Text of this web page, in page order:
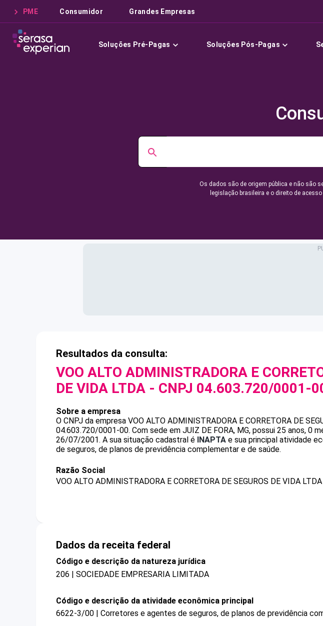
PME Consumidor Grandes Empresas
Soluções Pré-Pagas Soluções Pós-Pagas
Os dados são de origem pública e não são
legislação brasileira e o direito de
Resultados da consulta:
VOO ALTO ADMINISTRADORA E
DE VIDA LTDA - CNPJ 04.603.720/0001-
Sobre a empresa
O CNPJ da empresa VOO ALTO ADMINISTRADORA E CORRETORA DE
04.603.720/0001-00. Com sede em JUIZ DE FORA, MG, possui 25 anos, 0
26/07/2001. A sua situação cadastral é INAPTA e sua principal atividade
de seguros, de planos de previdência complementar e de saúde.
Razão Social
VOO ALTO ADMINISTRADORA E CORRETORA DE SEGUROS DE VIDA LTDA
Dados da receita federal
Código e descrição da natureza jurídica
206 | SOCIEDADE EMPRESARIA LIMITADA
Código e descrição da atividade econômica principal
6622-3/00 | Corretores e agentes de seguros, de planos de previdência